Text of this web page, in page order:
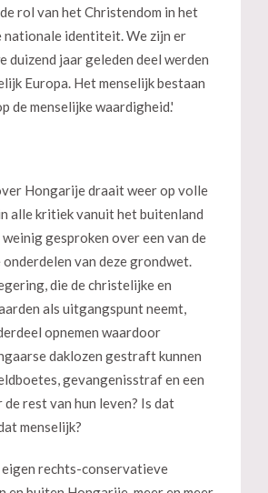
rol van het Christendom in het
nationale identiteit. We zijn er
duizend jaar geleden deel werden
Europa. Het menselijk bestaan
de menselijke waardigheid.'
Hongarije draait weer op volle
alle kritiek vanuit het buitenland
gesproken over een van de
van deze grondwet.
die de christelijke en
als uitgangspunt neemt,
opnemen waardoor
daklozen gestraft kunnen
gevangenisstraf en een
rest van hun leven? Is dat
menselijk?
rechts-conservatieve